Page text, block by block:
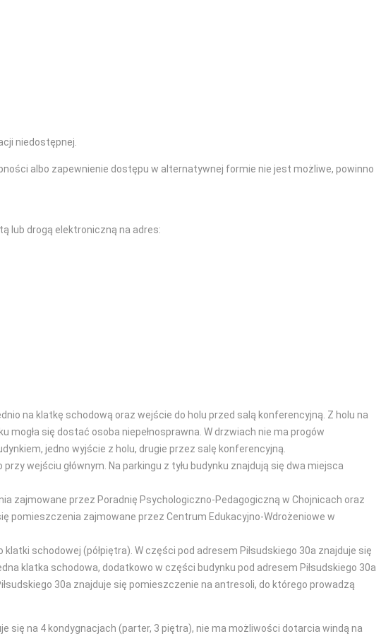
niedostępnej.
albo zapewnienie dostępu w alternatywnej formie nie jest możliwe, powinno
lub drogą elektroniczną na adres:
na klatkę schodową oraz wejście do holu przed salą konferencyjną. Z holu na
się dostać osoba niepełnosprawna. W drzwiach nie ma progów
jedno wyjście z holu, drugie przez salę konferencyjną.
wejściu głównym. Na parkingu z tyłu budynku znajdują się dwa miejsca
zajmowane przez Poradnię Psychologiczno-Pedagogiczną w Chojnicach oraz
pomieszczenia zajmowane przez Centrum Edukacyjno-Wdrożeniowe w
schodowej (półpiętra). W części pod adresem Piłsudskiego 30a znajduje się
klatka schodowa, dodatkowo w części budynku pod adresem Piłsudskiego 30a
30a znajduje się pomieszczenie na antresoli, do którego prowadzą
się na 4 kondygnacjach (parter, 3 piętra), nie ma możliwości dotarcia windą na